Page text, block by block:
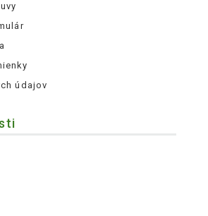
údajov